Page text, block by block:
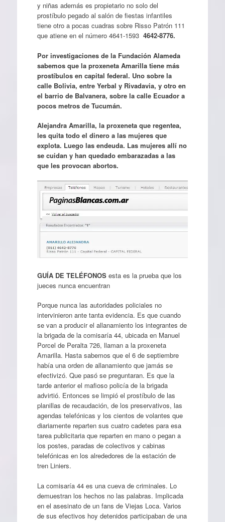
y niñas además es propietario no solo del
prostíbulo pegado al salón de fiestas infantiles
tiene otro a pocas cuadras sobre Risso Patrón 111
que atiene en el número 4641-1593 4642-8776.
Por investigaciones de la Fundación Alameda
sabemos que la proxeneta Amarilla tiene más
prostíbulos en capital federal. Uno sobre la
calle Bolivia, entre Yerbal y Rivadavia, y otro en
el barrio de Balvanera, sobre la calle Ecuador a
pocos metros de Tucumán.
Alejandra Amarilla, la proxeneta que regentea,
les quita todo el dinero a las mujeres que
explota. Luego las endeuda. Las mujeres allí no
se cuidan y han quedado embarazadas a las
que les provocan abortos.
GUÍA DE TELÉFONOS esta es la prueba que los
jueces nunca encuentran
Porque nunca las autoridades policiales no
intervinieron ante tanta evidencia. Es que cuando
se van a producir el allanamiento los integrantes de
la brigada de la comisaría 44, ubicada en Manuel
Porcel de Peralta 726, llaman a la proxeneta
Amarilla. Hasta sabemos que el 6 de septiembre
había una orden de allanamiento que jamás se
efectivizó. Que pasó se preguntaran. Es que la
tarde anterior el mafioso policía de la brigada
advirtió. Entonces se limpió el prostíbulo de las
planillas de recaudación, de los preservativos, las
agendas telefónicas y los cientos de volantes que
diariamente reparten sus cuatro cadetes para esa
tarea publicitaria que reparten en mano o pegan a
los postes, paradas de colectivos y cabinas
telefónicas en los alrededores de la estación de
tren Liniers.
La comisaría 44 es una cueva de criminales. Lo
demuestran los hechos no las palabras. Implicada
en el asesinato de un fans de Viejas Loca. Varios
de sus efectivos hoy detenidos participaban de una